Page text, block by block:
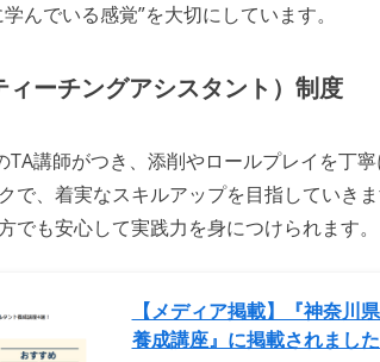
んでいる感覚”を大切にしています。
ィーチングアシスタント）制度
TA講師がつき、添削やロールプレイを丁
で、着実なスキルアップを目指していき
でも安心して実践力を身につけられます。
【メディア掲載】『神奈川
養成講座』に掲載されまし